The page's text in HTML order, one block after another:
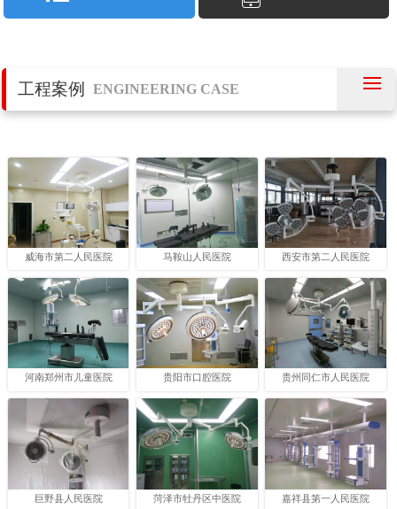
工程案例 ENGINEERING CASE
威海市第二人民医院 马鞍山人民医院 西安市第二人民医院
河南郑州市儿童医院 贵阳市口腔医院 贵州同仁市人民医院
巨野县人民医院 菏泽市牡丹区中医院 嘉祥县第一人民医院